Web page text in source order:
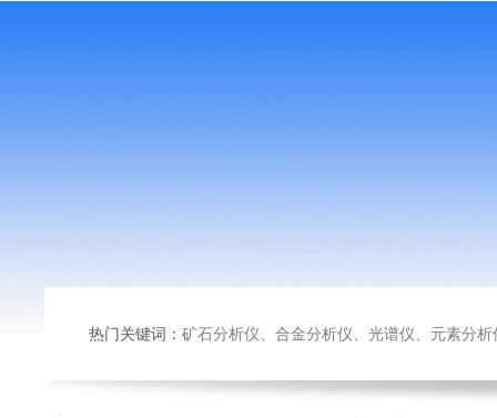
热门关键词： 矿石分析仪、合金分析仪、光谱仪、元素分析